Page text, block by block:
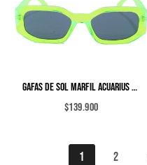
GAFAS DE SOL MARFIL ACUARIUS NEON
$139.900
1 2